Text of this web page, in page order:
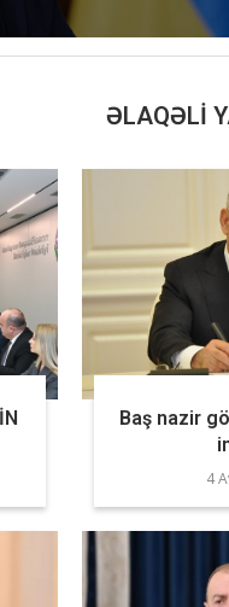
ƏLAQƏLI
Baş nazir
4